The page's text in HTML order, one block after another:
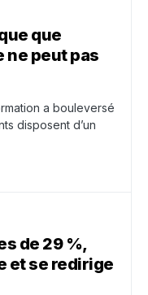
que
peut pas
a bouleversé
disposent d’un
de 29 %,
et se redirige